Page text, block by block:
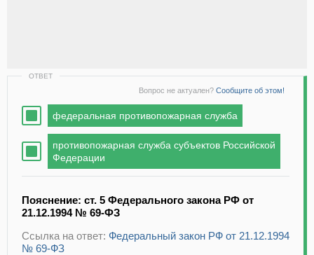
ОТВЕТ
Вопрос не актуален? Сообщите об этом!
федеральная противопожарная служба
противопожарная служба субъектов Российской
Федерации
Пояснение: ст. 5 Федерального закона РФ от
21.12.1994 № 69-ФЗ
Ссылка на ответ: Федеральный закон РФ от 21.12.1994
№ 69-ФЗ